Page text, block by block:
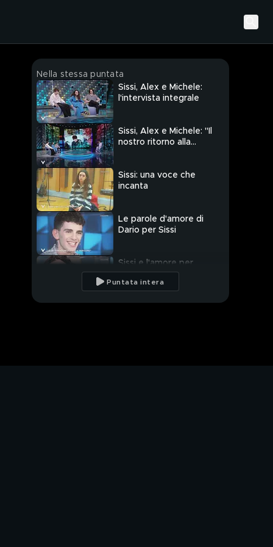
Nella stessa puntata
Sissi, Alex e Michele:
l'intervista integrale
Sissi, Alex e Michele: "Il
nostro ritorno alla
Sissi: una voce che
incanta
Le parole d'amore di
Dario per Sissi
Sissi e l'amore per
Dario
Puntata intera